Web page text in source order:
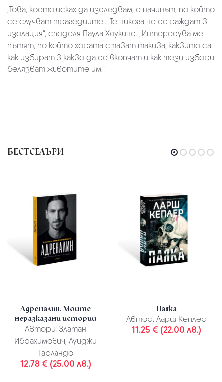
„Това, което исках да изследвам, е начинът, по който
се случват трагедиите... Те никога не се раждат в
изолация“, споделя Паула Хоукинс. „Интересува ме
пътят, по който хората стават такива, каквито са:
как избират в какво да се вкопчат и как тези избори
белязват животите им.“
БЕСТСЕЛЪРИ
Адреналин. Моите
неразказани истории
Автори: Златан
Ибрахимович, Луиджи
Гарландо
12.78 € (25.00 лв.)
Паяка
Автор: Ларш Кеплер
11.25 € (22.00 лв.)